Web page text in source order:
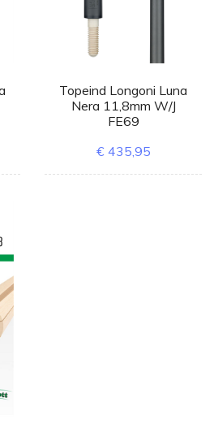
Topeind Longoni Luna
Nera 11,8mm W/J
FE69
€ 435,95